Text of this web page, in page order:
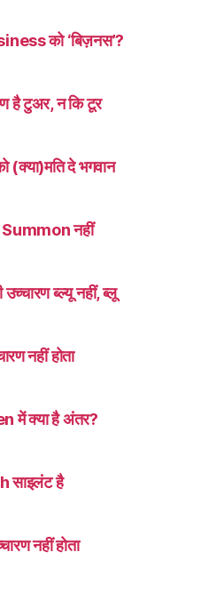
को ‘बिज़नस’?
है टुअर, न कि टूर
(क्या)मति दे भगवान
नहीं
ब्ल्यू नहीं, ब्लू
नहीं होता
में क्या है अंतर?
साइलंट है
नहीं होता